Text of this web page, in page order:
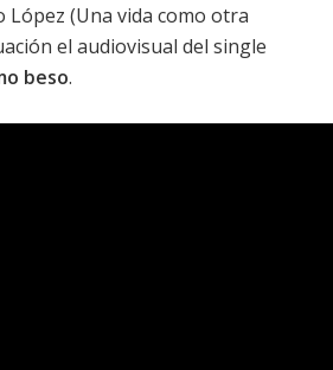
López (Una vida como otra
el audiovisual del single
beso.